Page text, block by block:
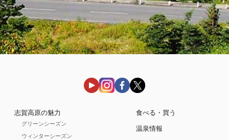
志賀高原の魅力
グリーンシーズン
ウィンターシーズン
食べる・買う
温泉情報